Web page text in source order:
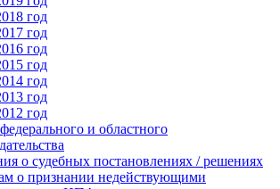
год
год
год
год
год
год
год
и областного
о судебных постановлениях / решениях
о признании недействующими